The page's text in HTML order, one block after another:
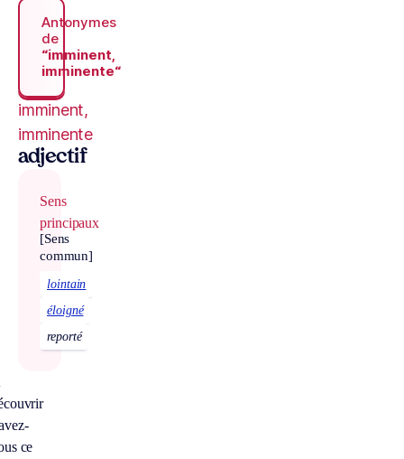
Antonymes
de
“imminent,
imminente“
imminent,
imminente
adjectif
Sens
principaux
[Sens
commun]
lointain
éloigné
reporté
ce